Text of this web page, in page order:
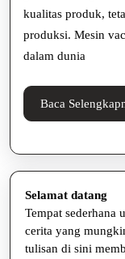
kualitas produk,
produksi. Mesin
dalam dunia
Baca
Selamat datang
Tempat sederhana
cerita yang
tulisan di sini